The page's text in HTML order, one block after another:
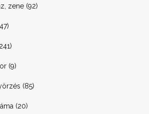
zene (92)
(9)
(85)
(20)